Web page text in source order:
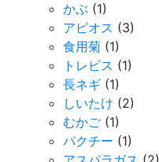
かぶ (1)
アピオス (3)
食用菊 (1)
トレビス (1)
長ネギ (1)
しいたけ (2)
むかご (1)
パクチー (1)